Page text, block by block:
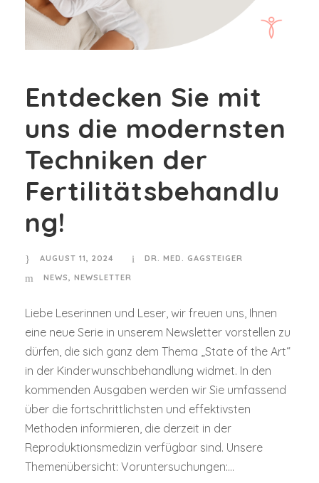
Entdecken Sie mit
uns die modernsten
Techniken der
Fertilitätsbehandlu
ng!
AUGUST 11, 2024
DR. MED. GAGSTEIGER
NEWS, NEWSLETTER
Liebe Leserinnen und Leser, wir freuen uns, Ihnen
eine neue Serie in unserem Newsletter vorstellen zu
dürfen, die sich ganz dem Thema „State of the Art“
in der Kinderwunschbehandlung widmet. In den
kommenden Ausgaben werden wir Sie umfassend
über die fortschrittlichsten und effektivsten
Methoden informieren, die derzeit in der
Reproduktionsmedizin verfügbar sind. Unsere
Themenübersicht: Voruntersuchungen:...